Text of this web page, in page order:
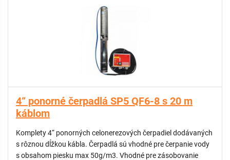
4“ ponorné čerpadlá SP5 QF6-8 s 20 m
káblom
Komplety 4“ ponorných celonerezových čerpadiel dodávaných
s rôznou dĺžkou kábla. Čerpadlá sú vhodné pre čerpanie vody
s obsahom piesku max 50g/m3. Vhodné pre zásobovanie